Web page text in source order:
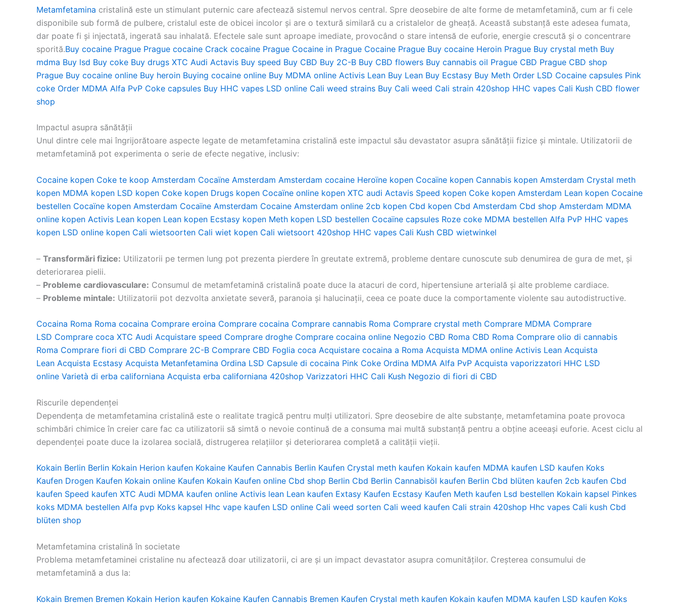
Metamfetamina cristalină este un stimulant puternic care afectează sistemul nervos central. Spre deosebire de alte forme de metamfetamină, cum ar fi cele
disponibile sub formă de pulbere, cristalul este de obicei incolor și are o textură similară cu a cristalelor de gheață. Această substanță este adesea fumata,
dar poate fi și injectată, ingerată sau inhalată. Efectele sale sunt aproape imediate, provocând o stare intensă de euforie, energie crescută și o concentrare
sporită.Buy cocaine Prague Prague cocaine Crack cocaine Prague Cocaine in Prague Cocaine Prague Buy cocaine Heroin Prague Buy crystal meth Buy
mdma Buy lsd Buy coke Buy drugs XTC Audi Actavis Buy speed Buy CBD Buy 2C-B Buy CBD flowers Buy cannabis oil Prague CBD Prague CBD shop
Prague Buy cocaine online Buy heroin Buying cocaine online Buy MDMA online Activis Lean Buy Lean Buy Ecstasy Buy Meth Order LSD Cocaine capsules Pink
coke Order MDMA Alfa PvP Coke capsules Buy HHC vapes LSD online Cali weed strains Buy Cali weed Cali strain 420shop HHC vapes Cali Kush CBD flower
shop
Impactul asupra sănătății
Unul dintre cele mai îngrijorătoare aspecte legate de metamfetamina cristalină este impactul său devastator asupra sănătății fizice și mintale. Utilizatorii de
metamfetamină pot experimenta o serie de efecte negative, inclusiv:
Cocaine kopen Coke te koop Amsterdam Cocaïne Amsterdam Amsterdam cocaine Heroïne kopen Cocaïne kopen Cannabis kopen Amsterdam Crystal meth
kopen MDMA kopen LSD kopen Coke kopen Drugs kopen Cocaïne online kopen XTC audi Actavis Speed kopen Coke kopen Amsterdam Lean kopen Cocaine
bestellen Cocaïne kopen Amsterdam Cocaïne Amsterdam Cocaine Amsterdam online 2cb kopen Cbd kopen Cbd Amsterdam Cbd shop Amsterdam MDMA
online kopen Activis Lean kopen Lean kopen Ecstasy kopen Meth kopen LSD bestellen Cocaïne capsules Roze coke MDMA bestellen Alfa PvP HHC vapes
kopen LSD online kopen Cali wietsoorten Cali wiet kopen Cali wietsoort 420shop HHC vapes Cali Kush CBD wietwinkel
– Transformări fizice: Utilizatorii pe termen lung pot prezenta pierdere în greutate extremă, probleme dentare cunoscute sub denumirea de gura de met, și
deteriorarea pielii.
– Probleme cardiovasculare: Consumul de metamfetamină cristalină poate duce la atacuri de cord, hipertensiune arterială și alte probleme cardiace.
– Probleme mintale: Utilizatorii pot dezvolta anxietate severă, paranoia și halucinații, ceea ce poate duce la comportamente violente sau autodistructive.
Cocaina Roma Roma cocaina Comprare eroina Comprare cocaina Comprare cannabis Roma Comprare crystal meth Comprare MDMA Comprare
LSD Comprare coca XTC Audi Acquistare speed Comprare droghe Comprare cocaina online Negozio CBD Roma CBD Roma Comprare olio di cannabis
Roma Comprare fiori di CBD Comprare 2C-B Comprare CBD Foglia coca Acquistare cocaina a Roma Acquista MDMA online Activis Lean Acquista
Lean Acquista Ecstasy Acquista Metanfetamina Ordina LSD Capsule di cocaina Pink Coke Ordina MDMA Alfa PvP Acquista vaporizzatori HHC LSD
online Varietà di erba californiana Acquista erba californiana 420shop Varizzatori HHC Cali Kush Negozio di fiori di CBD
Riscurile dependenței
Dependența de metamfetamina cristalină este o realitate tragică pentru mulți utilizatori. Spre deosebire de alte substanțe, metamfetamina poate provoca
schimbări chimice în creier care fac ca utilizatorii să simtă o nevoie continuă de a consuma mai multă substanță pentru a obține aceeași euforie. Acest ciclu al
dependenței poate duce la izolarea socială, distrugerea relațiilor și deteriorarea completă a calității vieții.
Kokain Berlin Berlin Kokain Herion kaufen Kokaine Kaufen Cannabis Berlin Kaufen Crystal meth kaufen Kokain kaufen MDMA kaufen LSD kaufen Koks
Kaufen Drogen Kaufen Kokain online Kaufen Kokain Kaufen online Cbd shop Berlin Cbd Berlin Cannabisöl kaufen Berlin Cbd blüten kaufen 2cb kaufen Cbd
kaufen Speed kaufen XTC Audi MDMA kaufen online Activis lean Lean kaufen Extasy Kaufen Ecstasy Kaufen Meth kaufen Lsd bestellen Kokain kapsel Pinkes
koks MDMA bestellen Alfa pvp Koks kapsel Hhc vape kaufen LSD online Cali weed sorten Cali weed kaufen Cali strain 420shop Hhc vapes Cali kush Cbd
blüten shop
Metamfetamina cristalină în societate
Problema metamfetaminei cristaline nu afectează doar utilizatorii, ci are și un impact devastator asupra comunităților. Creșterea consumului de
metamfetamină a dus la:
Kokain Bremen Bremen Kokain Herion kaufen Kokaine Kaufen Cannabis Bremen Kaufen Crystal meth kaufen Kokain kaufen MDMA kaufen LSD kaufen Koks